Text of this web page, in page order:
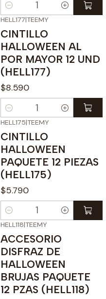
Cantidad
HELL177|TEEMY
CINTILLO
HALLOWEEN AL
POR MAYOR 12 UND
(HELL177)
$8.590
Cantidad
HELL175|TEEMY
CINTILLO
HALLOWEEN
PAQUETE 12 PIEZAS
(HELL175)
$5.790
Cantidad
HELL118|TEEMY
ACCESORIO
DISFRAZ DE
HALLOWEEN
BRUJAS PAQUETE
12 PZAS (HELL118)